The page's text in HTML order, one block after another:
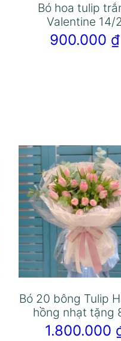
Bó hoa tulip
Valentine 14/
900.000 ₫
Bó 20 bông Tulip
hồng nhạt tặng
1.800.000